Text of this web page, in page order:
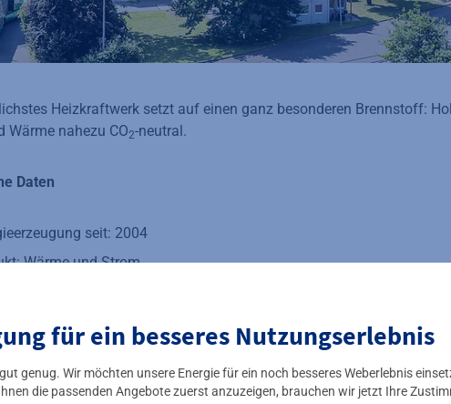
für ein besseres Nutzungserlebnis
genug. Wir möchten unsere Energie für ein noch besseres Weberlebnis
die passenden Angebote zuerst anzuzeigen, brauchen wir jetzt Ihre
Heizkraftwerk setzt auf einen ganz besonderen Brennstoff:
Wärme nahezu CO2-neutral.
Daten
seit: 2004
Wärme und Strom
Holzabfälle und Grünschnitt
Alt Fechenheim 34, 60386 Frankfurt